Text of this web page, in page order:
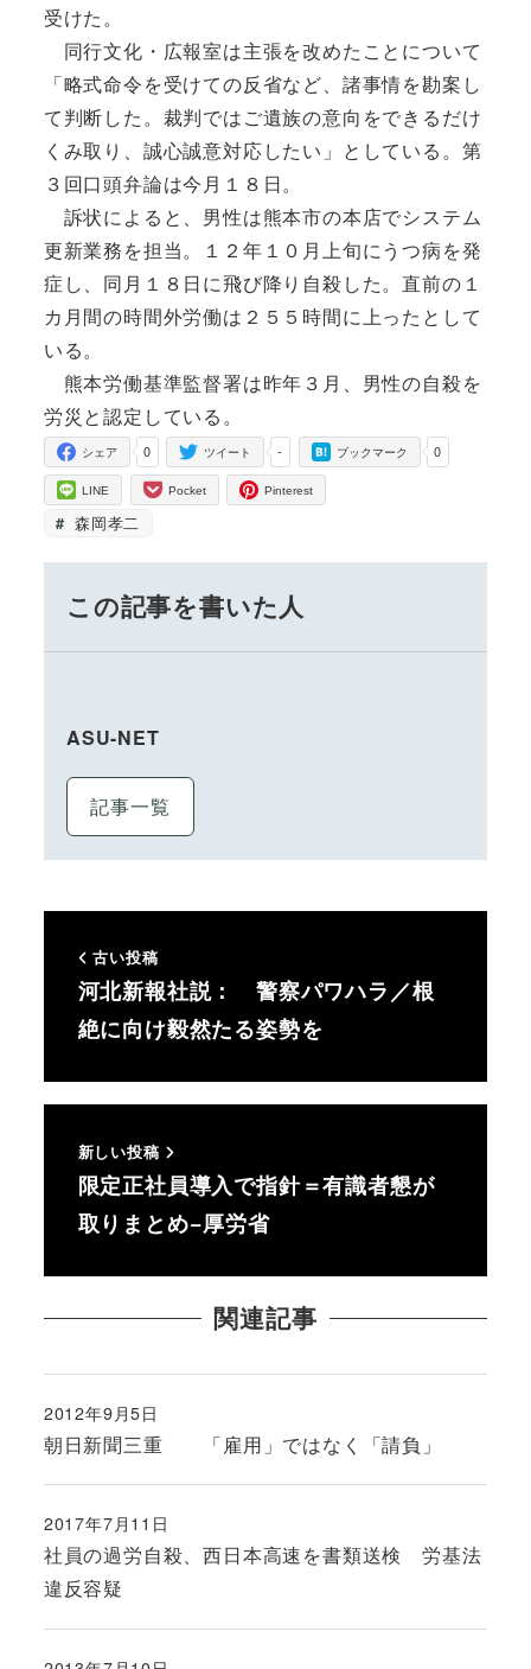
受けた。
同行文化・広報室は主張を改めたことについて
「略式命令を受けての反省など、諸事情を勘案し
て判断した。裁判ではご遺族の意向をできるだけ
くみ取り、誠心誠意対応したい」としている。第
３回口頭弁論は今月１８日。
訴状によると、男性は熊本市の本店でシステム
更新業務を担当。１２年１０月上旬にうつ病を発
症し、同月１８日に飛び降り自殺した。直前の１
カ月間の時間外労働は２５５時間に上ったとして
いる。
熊本労働基準監督署は昨年３月、男性の自殺を
労災と認定している。
0
シェア -
ツイート 0
ブックマーク
LINE Pocket Pinterest
森岡孝二
この記事を書いた人
ASU-NET
記事一覧
古い投稿
河北新報社説： 警察パワハラ／根
絶に向け毅然たる姿勢を
新しい投稿
限定正社員導入で指針＝有識者懇が
取りまとめ−厚労省
関連記事
朝日新聞三重 「雇用」ではなく「請負」
投稿日
2012年9月5日
社員の過労自殺、西日本高速を書類送検 労基法
違反容疑
投稿日
2017年7月11日